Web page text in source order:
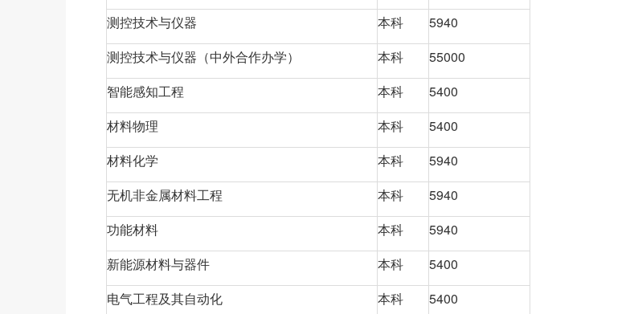
测控技术与仪器
本科
5940
测控技术与仪器（中外合作办学）
本科
55000
智能感知工程
本科
5400
材料物理
本科
5400
材料化学
本科
5940
无机非金属材料工程
本科
5940
功能材料
本科
5940
新能源材料与器件
本科
5400
电气工程及其自动化
本科
5400